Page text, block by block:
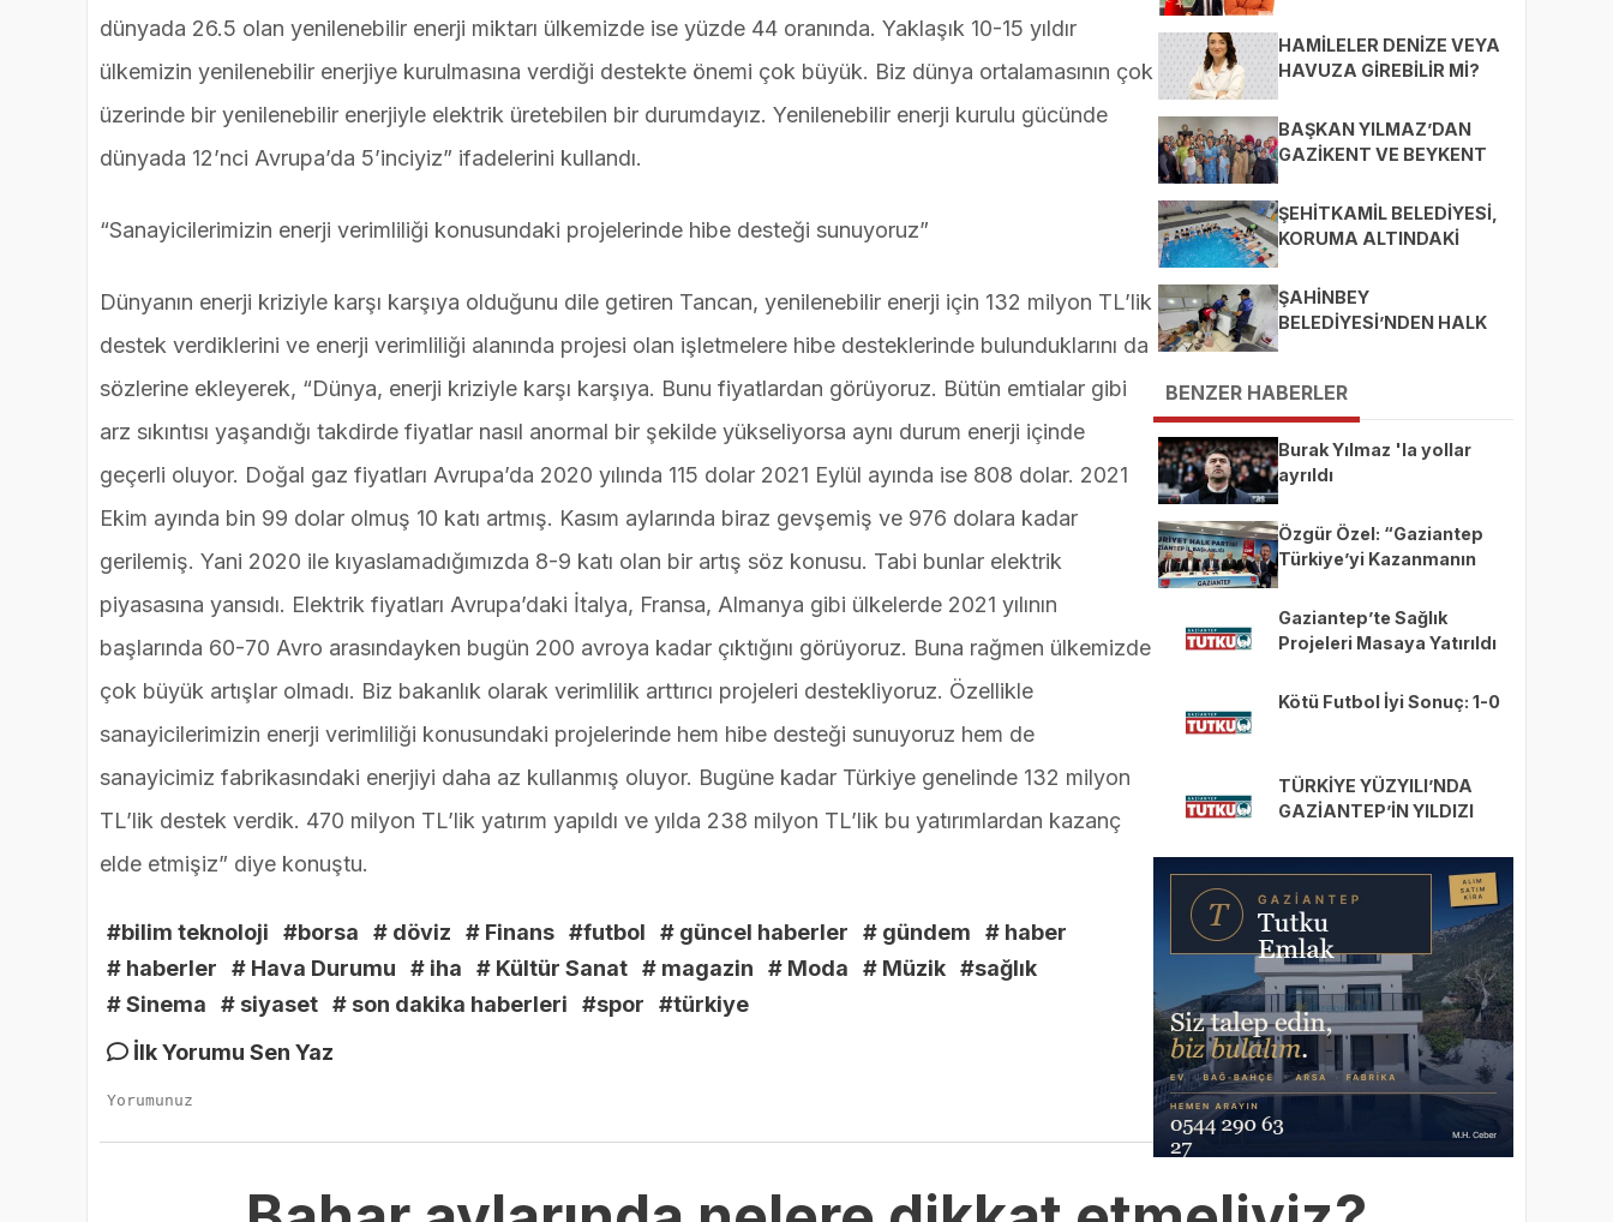
dünyada 26.5 olan yenilenebilir enerji miktarı ülkemizde ise yüzde 44 oranında. Yaklaşık 10-15 yıldır
ülkemizin yenilenebilir enerjiye kurulmasına verdiği destekte önemi çok büyük. Biz dünya ortalamasının çok
üzerinde bir yenilenebilir enerjiyle elektrik üretebilen bir durumdayız. Yenilenebilir enerji kurulu gücünde
dünyada 12’nci Avrupa’da 5’inciyiz” ifadelerini kullandı.
“Sanayicilerimizin enerji verimliliği konusundaki projelerinde hibe desteği sunuyoruz”
Dünyanın enerji kriziyle karşı karşıya olduğunu dile getiren Tancan, yenilenebilir enerji için 132 milyon TL’lik
destek verdiklerini ve enerji verimliliği alanında projesi olan işletmelere hibe desteklerinde bulunduklarını da
sözlerine ekleyerek, “Dünya, enerji kriziyle karşı karşıya. Bunu fiyatlardan görüyoruz. Bütün emtialar gibi
arz sıkıntısı yaşandığı takdirde fiyatlar nasıl anormal bir şekilde yükseliyorsa aynı durum enerji içinde
geçerli oluyor. Doğal gaz fiyatları Avrupa’da 2020 yılında 115 dolar 2021 Eylül ayında ise 808 dolar. 2021
Ekim ayında bin 99 dolar olmuş 10 katı artmış. Kasım aylarında biraz gevşemiş ve 976 dolara kadar
gerilemiş. Yani 2020 ile kıyaslamadığımızda 8-9 katı olan bir artış söz konusu. Tabi bunlar elektrik
piyasasına yansıdı. Elektrik fiyatları Avrupa’daki İtalya, Fransa, Almanya gibi ülkelerde 2021 yılının
başlarında 60-70 Avro arasındayken bugün 200 avroya kadar çıktığını görüyoruz. Buna rağmen ülkemizde
çok büyük artışlar olmadı. Biz bakanlık olarak verimlilik arttırıcı projeleri destekliyoruz. Özellikle
sanayicilerimizin enerji verimliliği konusundaki projelerinde hem hibe desteği sunuyoruz hem de
sanayicimiz fabrikasındaki enerjiyi daha az kullanmış oluyor. Bugüne kadar Türkiye genelinde 132 milyon
TL’lik destek verdik. 470 milyon TL’lik yatırım yapıldı ve yılda 238 milyon TL’lik bu yatırımlardan kazanç
elde etmişiz” diye konuştu.
#bilim teknoloji #borsa # döviz # Finans #futbol # güncel haberler # gündem
# haber
# haberler
# Hava Durumu # iha # Kültür Sanat # magazin # Moda # Müzik #sağlık
# Sinema
# siyaset # son dakika haberleri #spor
#türkiye
İlk Yorumu Sen Yaz
HAMİLELER DENİZE VEYA
HAVUZA GİREBİLİR Mİ?
BAŞKAN YILMAZ’DAN
GAZİKENT VE BEYKENT
ŞEHİTKAMİL BELEDİYESİ,
KORUMA ALTINDAKİ
BULUŞTURUYOR
ŞAHİNBEY
BELEDİYESİ’NDEN HALK
BENZER HABERLER
Burak Yılmaz 'la yollar
ayrıldı
Özgür Özel: “Gaziantep
Türkiye’yi Kazanmanın
Gaziantep’te Sağlık
Projeleri Masaya Yatırıldı
Kötü Futbol İyi Sonuç: 1-0
TÜRKİYE YÜZYILI’NDA
GAZİANTEP’İN YILDIZI
EDECEK